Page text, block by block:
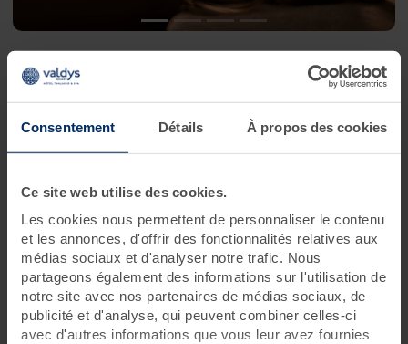
Consentement Détails À propos des cookies
Ce site web utilise des cookies.
Les cookies nous permettent de personnaliser le contenu
et les annonces, d'offrir des fonctionnalités relatives aux
médias sociaux et d'analyser notre trafic. Nous
partageons également des informations sur l'utilisation de
notre site avec nos partenaires de médias sociaux, de
publicité et d'analyse, qui peuvent combiner celles-ci
avec d'autres informations que vous leur avez fournies
Pause Absolue Détente
1 jour • 3 soins
Tout le monde rêve d'avoir son moment privilégié, pour ne
penser à rien. Cette journée est idéale pour se recentrer sur
soi-même. Des soins thalasso et spa, ainsi qu'un accès libre au
Spa Marin vous feront oublier le monde extérieur le temps
d'une journée. Pause possible tous les jours.
Rendez-vous à 8h40 pour une réservation le matin
Rendez-vous à 13h40 pour une réservation l’après-midi